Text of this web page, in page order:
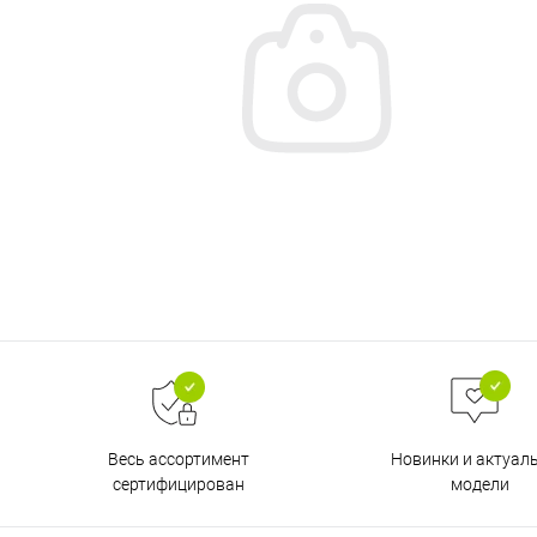
Весь ассортимент
сертифицирован
Новинки и
модели